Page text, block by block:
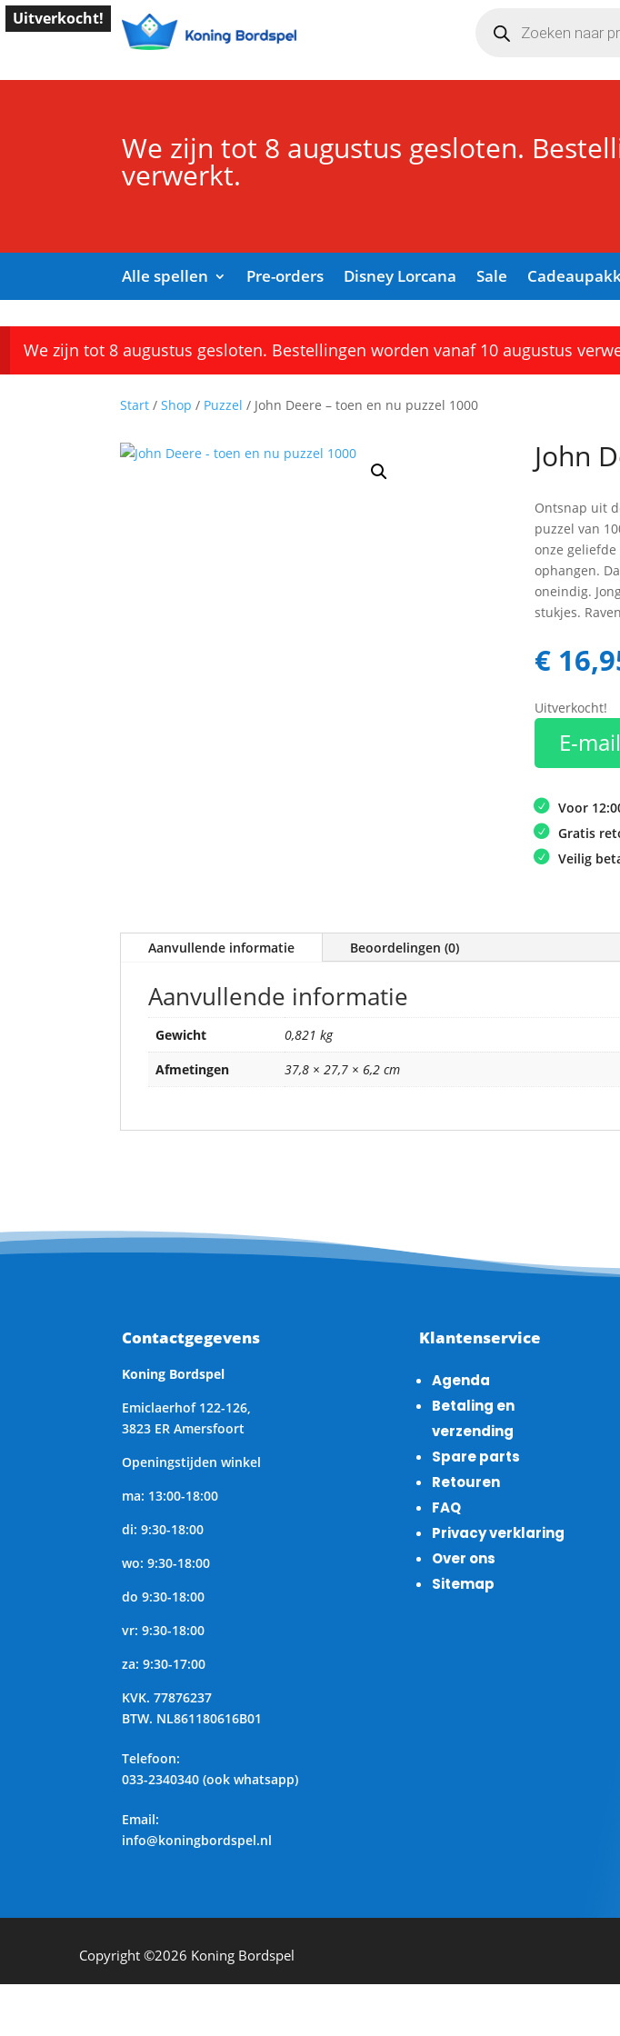
zoeken
We zijn tot 8 augustus gesloten.
verwerkt.
Alle spellen Pre-orders Disney Lorcana Sale
We zijn tot 8 augustus gesloten. Bestellingen worden vanaf 10 augustus
Uitverkocht!
Start / Shop / Puzzel / John Deere – toen en nu puzzel 1000
John
Ontsnap uit
puzzel van
onze
ophangen.
oneindig.
stukjes.
€
Uitverkocht!
E-
Voor
Gratis
Veilig
Aanvullende informatie Beoordelingen (0)
Aanvullende informatie
Gewicht
0,821 kg
Afmetingen
37,8 × 27,7 × 6,2 cm
Contactgegevens
Koning Bordspel
Emiclaerhof 122-126,
3823 ER Amersfoort
Openingstijden winkel
ma: 13:00-18:00
di: 9:30-18:00
wo: 9:30-18:00
do 9:30-18:00
vr: 9:30-18:00
za: 9:30-17:00
KVK. 77876237
BTW. NL861180616B01
Telefoon:
033-2340340 (ook whatsapp)
Email:
info@koningbordspel.nl
Klantenservice
Agenda
Betaling en
verzending
Spare parts
Retouren
FAQ
Privacy verklaring
Over ons
Sitemap
Copyright ©2026 Koning Bordspel